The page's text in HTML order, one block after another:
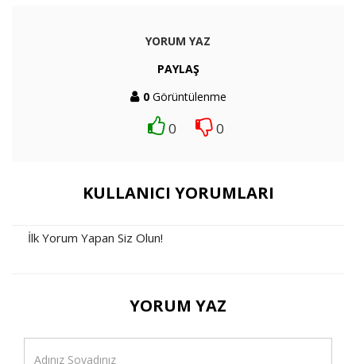
YORUM YAZ
PAYLAŞ
0Görüntülenme
0 0
KULLANICI YORUMLARI
İlk Yorum Yapan Siz Olun!
YORUM YAZ